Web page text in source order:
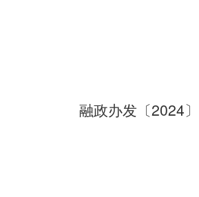
融政办发〔2024〕